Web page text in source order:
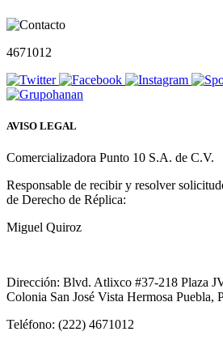
4671012
AVISO LEGAL
Comercializadora Punto 10 S.A. de C.V.
Responsable de recibir y resolver
de Derecho de Réplica:
Miguel Quiroz
Dirección: Blvd. Atlixco #37-218 Plaza
Colonia San José Vista Hermosa Puebla,
Teléfono: (222) 4671012